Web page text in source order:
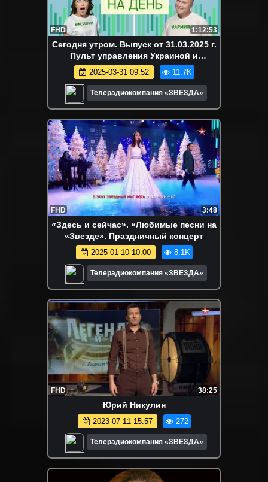
FHD 1:12:53
Сегодня утром. Выпуск от 31.03.2025 г.
Пульт управления Украиной и
спутниковый парасоль
2025-03-31 09:52 11.7K
Телерадиокомпания «ЗВЕЗДА»
FHD 3:48
«Здесь и сейчас». «Любимые песни на
«Звезде». Праздничный концерт
2025-01-10 10:00 8.1K
Телерадиокомпания «ЗВЕЗДА»
FHD 38:25
Юрий Никулин
2023-07-11 15:57 272
Телерадиокомпания «ЗВЕЗДА»